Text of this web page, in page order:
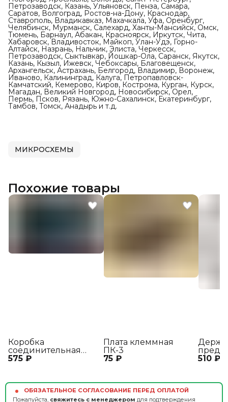
Петрозаводск, Казань, Ульяновск, Пенза, Самара,
Саратов, Волгоград, Ростов-на-Дону, Краснодар,
Ставрополь, Владикавказ, Махачкала, Уфа, Оренбург,
Челябинск, Мурманск, Салехард, Ханты-Мансийск, Омск,
Тюмень, Барнаул, Абакан, Красноярск, Иркутск, Чита,
Хабаровск, Владивосток, Майкоп, Улан-Удэ, Горно-
Алтайск, Назрань, Нальчик, Элиста, Черкесск,
Петрозаводск, Сыктывкар, Йошкар-Ола, Саранск, Якутск,
Казань, Кызыл, Ижевск, Чебоксары, Благовещенск,
Архангельск, Астрахань, Белгород, Владимир, Воронеж,
Иваново, Калининград, Калуга, Петропавловск-
Камчатский, Кемерово, Киров, Кострома, Курган, Курск,
Магадан, Великий Новгород, Новосибирск, Орел,
Пермь, Псков, Рязань, Южно-Сахалинск, Екатеринбург,
Тамбов, Томск, Анадырь и т.д.
МИКРОСХЕМЫ
Похожие товары
575 ₽
Коробка
соединительная
КС3-2
75 ₽
Плата клеммная
ПК-3
510 ₽
ДПВ
ОБЯЗАТЕЛЬНОЕ СОГЛАСОВАНИЕ ПЕРЕД ОПЛАТОЙ
Пожалуйста, свяжитесь с менеджером для подтверждения